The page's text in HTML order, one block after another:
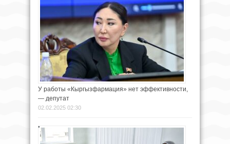
У работы «Кыргызфармация» нет эффективности,
— депутат
02.02.2025 02:30